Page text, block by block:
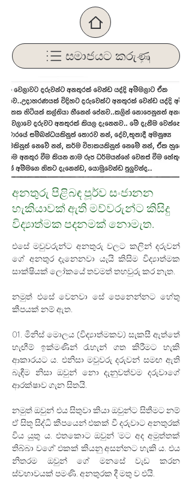
සමාජයට කරුණු
අනතුරු පිළිබඳ පූර්ව සංජානන
හැකියාවක් ඇති මව්වරුන්ට කිසිදු
විද්‍යාත්මක පදනමක් නොමැත.
එසේ මවුවරුන්ට අනතුරු වලට කලින් දරුවන්
ගේ අනතුර දැනෙනවා යැයි කිසිම විද්‍යාත්මක
සාක්ෂියක් ලෝකයේ තවමත් තහවුරු කර නැත.
නමුත් එසේ වෙනවා සේ පෙනෙන්නට හේතු
කීපයක් නම් ඇත.
01. මිනිස් මොලය (විද්‍යාත්මකව) සැකසී ඇත්තේ
හැඟීම් ඉක්මණින් රැහැන් ගත කිරීමට හැකි
ආකාරයට ය. එනිසා මවුවරු දරුවන් සමඟ ඇති
බැඳීම නිසා ඔවුන් නො දැනුවත්වම දරුවාගේ
ආරක්ෂාව ගැන සිතයි.
නමුත් ඔවුන් එය සිතුවා කියා ඔවුන්ට සිතීමට නම්
ඒ සිතූ සිද්ධි කීපයෙන් එකක් වී දරුවාට අනතුරක්
විය යුතු ය. එතකොට ඔවුන් 'මට අද අමුත්තක්
තිබ්බා වගේ' එකක් කියනු අසන්නට හැකි ය. එය
නිතරම ඔවුන් ගේ මනසේ වැඩ කරන
ස්වභාවයක් පමණි. අනතුරක දී මතු ව එයි.